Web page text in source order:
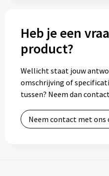
Heb je een
product?
Wellicht staat jouw
omschrijving of
tussen? Neem dan
Neem contact met ons